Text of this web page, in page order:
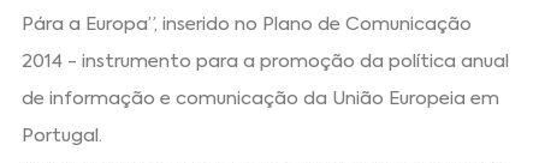
Pára a Europa”, inserido no Plano de Comunicação
2014 - instrumento para a promoção da política anual
de informação e comunicação da União Europeia em
Portugal.